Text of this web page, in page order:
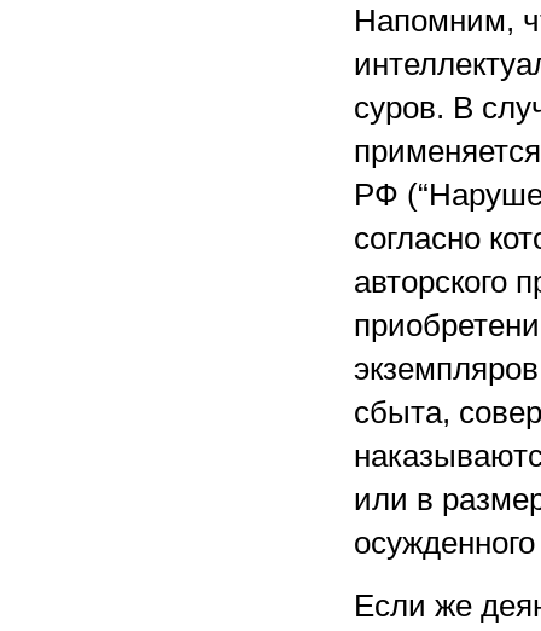
Напомним,
суров. В
РФ
согласно
авторского
сбыта,
или в
Если же